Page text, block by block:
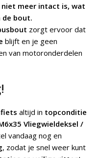
meer intact is, wat
de bout.
zorgt ervoor dat
blijft en je geen
van motoronderdelen
altijd in topconditie
Vliegwieldeksel /
vandaag nog en
, zodat je snel weer kunt